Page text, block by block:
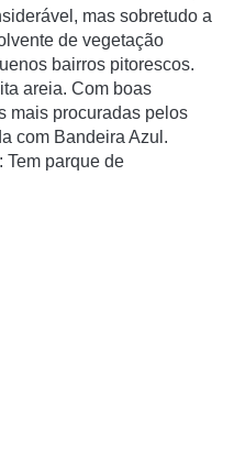
mas sobretudo a
de vegetação
bairros pitorescos.
areia. Com boas
mais procuradas pelos
com Bandeira Azul.
Tem parque de